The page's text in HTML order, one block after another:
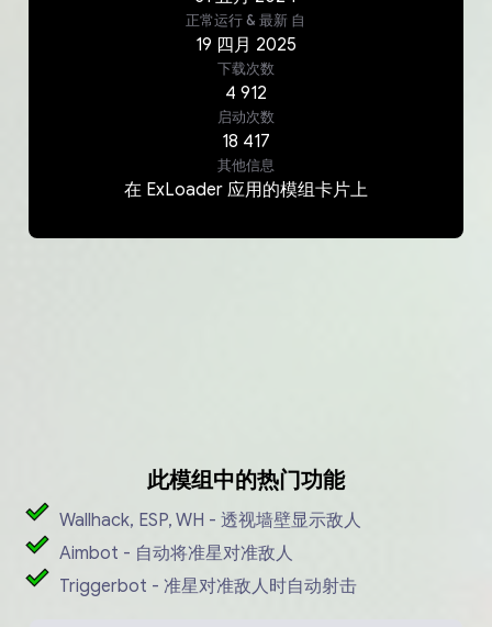
正常运行 & 最新 自
19 四月 2025
下载次数
4 912
启动次数
18 417
其他信息
在 ExLoader 应用的模组卡片上
此模组中的热门功能
Wallhack, ESP, WH - 透视墙壁显示敌人
Aimbot - 自动将准星对准敌人
Triggerbot - 准星对准敌人时自动射击